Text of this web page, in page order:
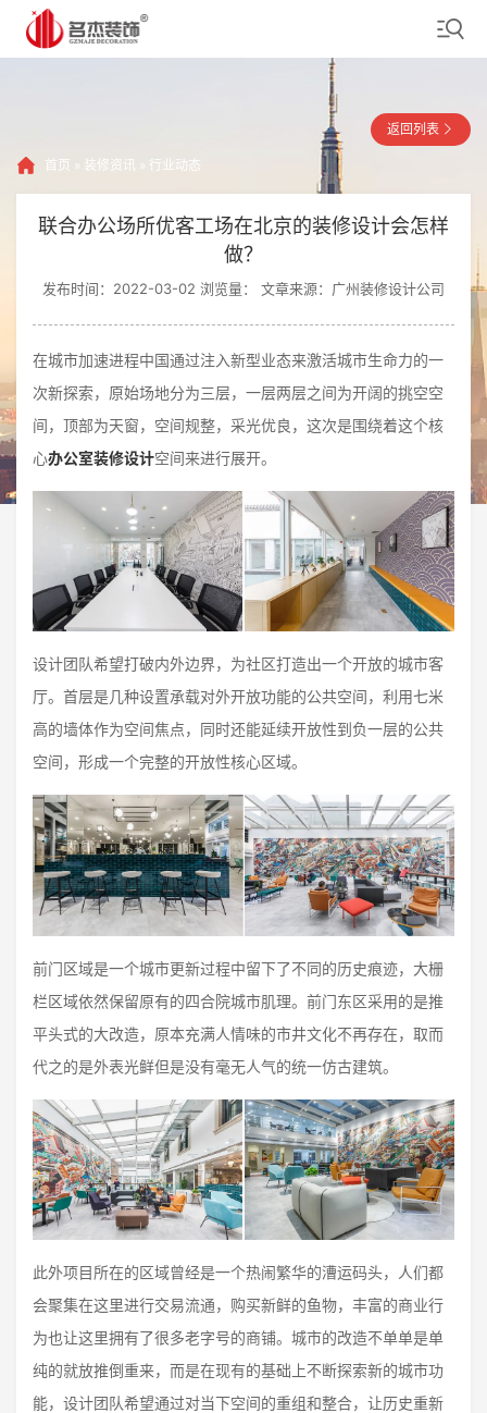
首页 » 装修资讯 » 行业动态
返回列表
联合办公场所优客工场在北京的装修设计会怎样
做？
发布时间：2022-03-02 浏览量： 文章来源：广州装修设计公司
在城市加速进程中国通过注入新型业态来激活城市生命力的一
次新探索，原始场地分为三层，一层两层之间为开阔的挑空空
间，顶部为天窗，空间规整，采光优良，这次是围绕着这个核
心办公室装修设计空间来进行展开。
设计团队希望打破内外边界，为社区打造出一个开放的城市客
厅。首层是几种设置承载对外开放功能的公共空间，利用七米
高的墙体作为空间焦点，同时还能延续开放性到负一层的公共
空间，形成一个完整的开放性核心区域。
前门区域是一个城市更新过程中留下了不同的历史痕迹，大栅
栏区域依然保留原有的四合院城市肌理。前门东区采用的是推
平头式的大改造，原本充满人情味的市井文化不再存在，取而
代之的是外表光鲜但是没有毫无人气的统一仿古建筑。
此外项目所在的区域曾经是一个热闹繁华的漕运码头，人们都
会聚集在这里进行交易流通，购买新鲜的鱼物，丰富的商业行
为也让这里拥有了很多老字号的商铺。城市的改造不单单是单
纯的就放推倒重来，而是在现有的基础上不断探索新的城市功
能，设计团队希望通过对当下空间的重组和整合，让历史重新